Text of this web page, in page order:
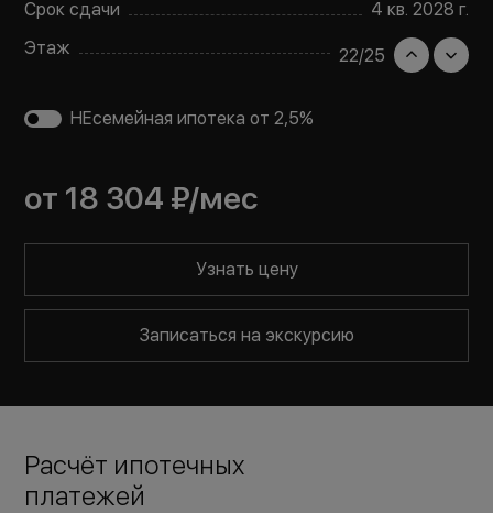
Срок сдачи
4 кв. 2028 г.
Этаж
22/25
НЕсемейная ипотека от 2,5%
от 18 304 ₽/мес
Узнать цену
Записаться на экскурсию
Расчёт ипотечных
платежей